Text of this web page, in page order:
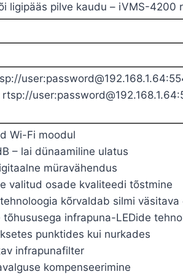
ligipääs pilve kaudu – iVMS-4200
rtsp://
Wi-Fi moodul
– lai dünaamiline ulatus
müravähendus
valitud osade kvaliteedi tõstmine
kõrvaldab silmi väsitava
tõhususega infrapuna-LEDide
punktides kui nurkades
infrapunafilter
kompenseerimine